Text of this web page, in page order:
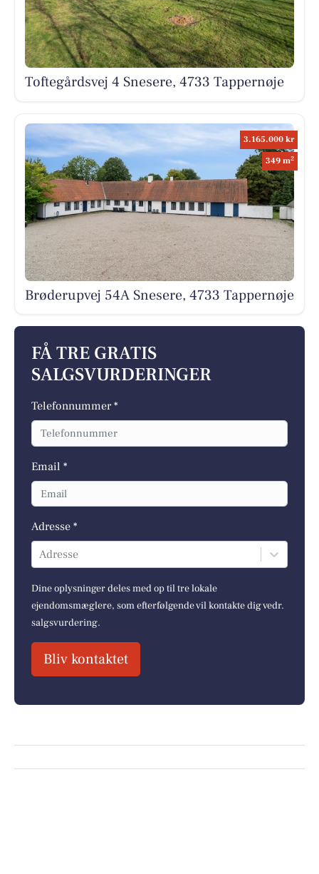
Toftegårdsvej 4 Snesere, 4733 Tappernøje
3.165.000 kr
349 m2
Brøderupvej 54A Snesere, 4733 Tappernøje
FÅ TRE GRATIS
SALGSVURDERINGER
Telefonnummer *
Email *
Adresse *
Adresse
Dine oplysninger deles med op til tre lokale
ejendomsmæglere, som efterfølgende vil kontakte dig vedr.
salgsvurdering.
Bliv kontaktet